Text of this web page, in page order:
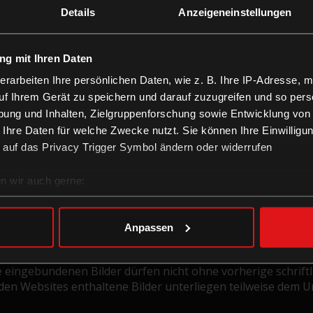
Details Anzeigeneinstellungen
mit Ihren Daten
Ihre persönlichen Daten, wie z. B. Ihre IP-Adresse,
Ihrem Gerät zu speichern und darauf zuzugreifen und so
und Inhalten, Zielgruppenforschung sowie Entwicklung
Daten für welche Zwecke nutzt. Sie können Ihre
das Privacy Trigger Symbol ändern oder widerrufen
wir auch gerne:
geografische Lage erfassen, welche bis auf einige Meter
Ihre persönlichen Daten verarbeitet werden, und legen Sie
und Anzeigen zu personalisieren, Funktionen für soziale
Anpassen
2 RStV:
unterliegen – sofern nicht anders
von der InComm Austria GmbH weder als Ganzes noch
eingebundenen Bilder dürfen nicht ohne vorherige
Websites enthaltene Bilder unterliegen teilweise dem